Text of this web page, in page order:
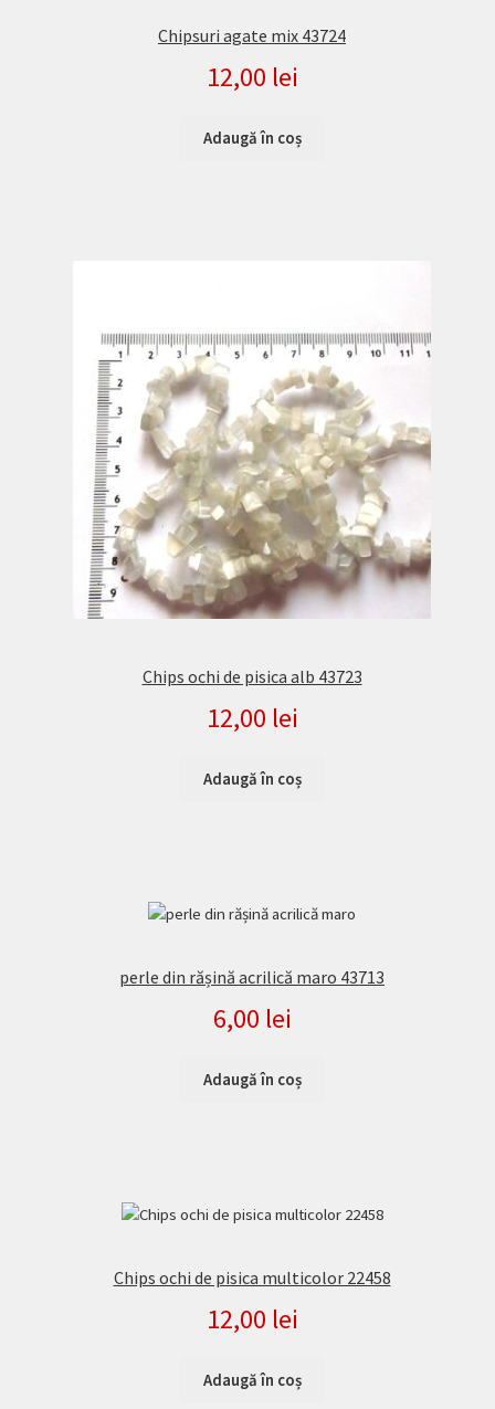
Chipsuri agate mix 43724
12,00 lei
Adaugă în coș
Chips ochi de pisica alb 43723
12,00 lei
Adaugă în coș
perle din rășină acrilică maro 43713
6,00 lei
Adaugă în coș
Chips ochi de pisica multicolor 22458
12,00 lei
Adaugă în coș